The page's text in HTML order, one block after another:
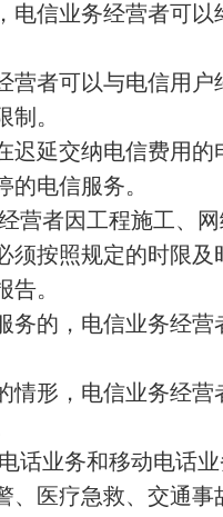
电信业务经营者可
者可以与电信用户
。
延交纳电信费用的
的电信服务。
者因工程施工、网
须按照规定的时限
。
的，电信业务经营
形，电信业务经营
业务和移动电话业
、医疗急救、交通